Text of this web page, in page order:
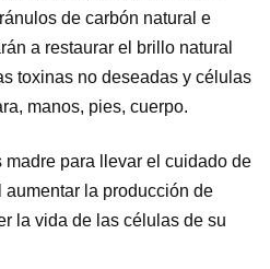
de carbón natural e
a restaurar el brillo natural
toxinas no deseadas y células
manos, pies, cuerpo.
madre para llevar el cuidado de
la producción de
la vida de las células de su